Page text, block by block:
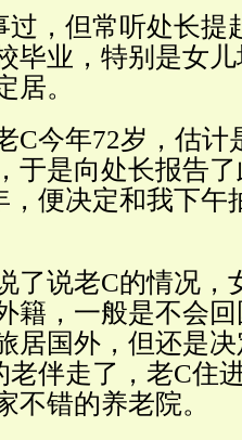
过，但常听处长提
毕业，特别是女
居。
C今年72岁，估计
于是向处长报告
，便决定和我下午
了说老C的情况，
籍，一般是不会
居国外，但还是
老伴走了，老C住
不错的养老院。